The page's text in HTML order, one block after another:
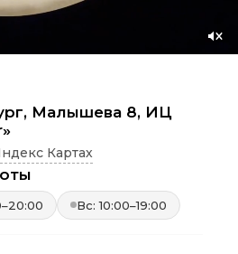
Со
Малышева 8, ИЦ
Картах
Вс: 10:00–19:00